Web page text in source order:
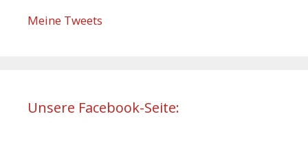
Meine Tweets
Unsere Facebook-Seite: